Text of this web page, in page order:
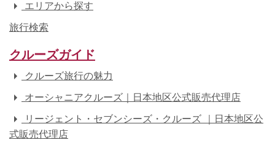
エリアから探す
旅行検索
クルーズガイド
クルーズ旅行の魅力
オーシャニアクルーズ｜日本地区公式販売代理店
リージェント・セブンシーズ・クルーズ ｜日本地区公
式販売代理店